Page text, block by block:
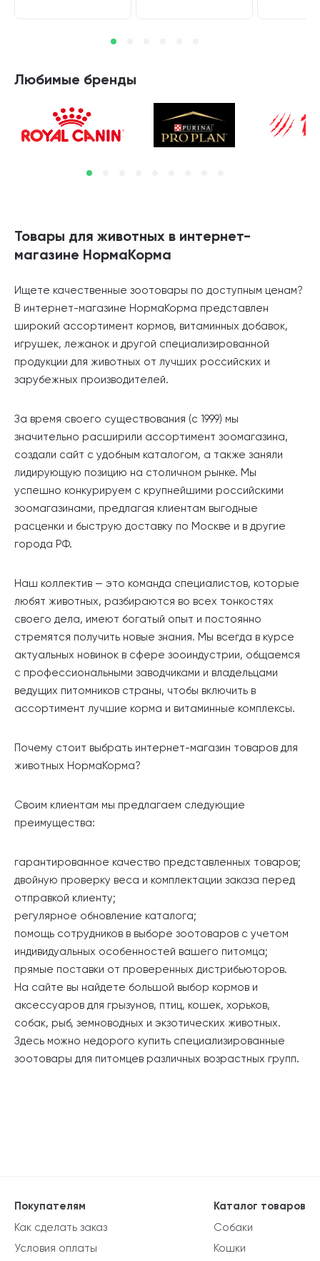
Любимые бренды
Товары для животных в интернет-
магазине НормаКорма
Ищете качественные зоотовары по доступным ценам?
В интернет-магазине НормаКорма представлен
широкий ассортимент кормов, витаминных добавок,
игрушек, лежанок и другой специализированной
продукции для животных от лучших российских и
зарубежных производителей.
За время своего существования (с 1999) мы
значительно расширили ассортимент зоомагазина,
создали сайт с удобным каталогом, а также заняли
лидирующую позицию на столичном рынке. Мы
успешно конкурируем с крупнейшими российскими
зоомагазинами, предлагая клиентам выгодные
расценки и быструю доставку по Москве и в другие
города РФ.
Наш коллектив — это команда специалистов, которые
любят животных, разбираются во всех тонкостях
своего дела, имеют богатый опыт и постоянно
стремятся получить новые знания. Мы всегда в курсе
актуальных новинок в сфере зооиндустрии, общаемся
с профессиональными заводчиками и владельцами
ведущих питомников страны, чтобы включить в
ассортимент лучшие корма и витаминные комплексы.
Почему стоит выбрать интернет-магазин товаров для
животных НормаКорма?
Своим клиентам мы предлагаем следующие
преимущества:
гарантированное качество представленных товаров;
двойную проверку веса и комплектации заказа перед
отправкой клиенту;
регулярное обновление каталога;
помощь сотрудников в выборе зоотоваров с учетом
индивидуальных особенностей вашего питомца;
прямые поставки от проверенных дистрибьюторов.
На сайте вы найдете большой выбор кормов и
аксессуаров для грызунов, птиц, кошек, хорьков,
собак, рыб, земноводных и экзотических животных.
Здесь можно недорого купить специализированные
зоотовары для питомцев различных возрастных групп.
Каталог товаров
Собаки
Кошки
Покупателям
Как сделать заказ
Условия оплаты